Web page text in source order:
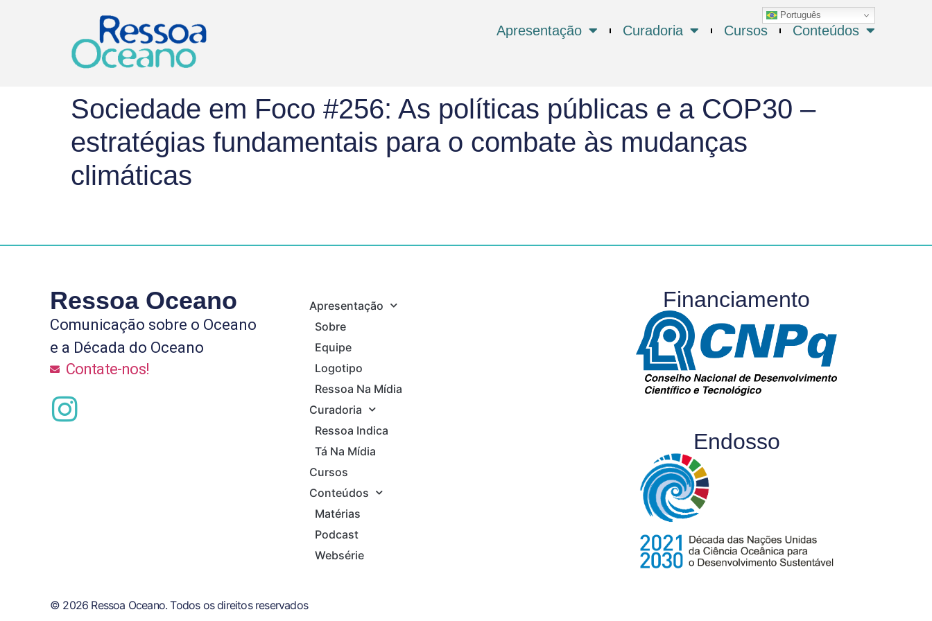
Português
Apresentação Curadoria Cursos Conteúdos
Sociedade em Foco #256: As políticas públicas e a COP30 –
estratégias fundamentais para o combate às mudanças
climáticas
Ressoa Oceano
Comunicação sobre o Oceano
e a Década do Oceano
Contate-nos!
Apresentação
Sobre
Equipe
Logotipo
Ressoa Na Mídia
Curadoria
Ressoa Indica
Tá Na Mídia
Cursos
Conteúdos
Matérias
Podcast
Websérie
Financiamento
Endosso
© 2026 Ressoa Oceano. Todos os direitos reservados